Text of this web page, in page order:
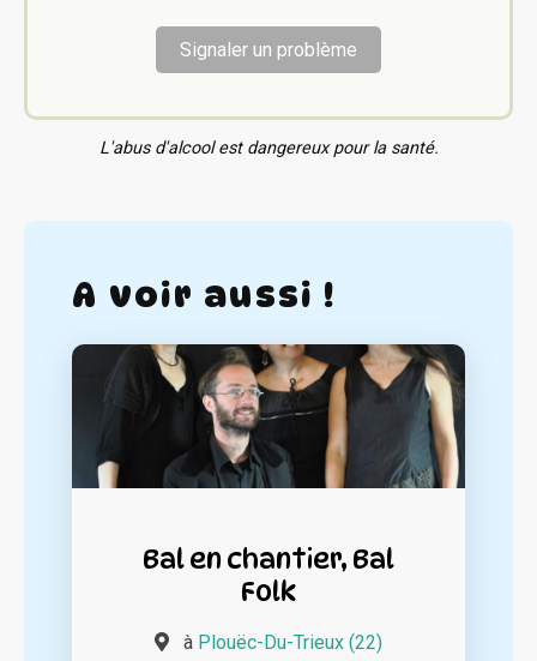
Signaler un problème
L'abus d'alcool est dangereux pour la santé.
A voir aussi !
Bal en chantier, Bal
Folk
à Plouëc-Du-Trieux (22)